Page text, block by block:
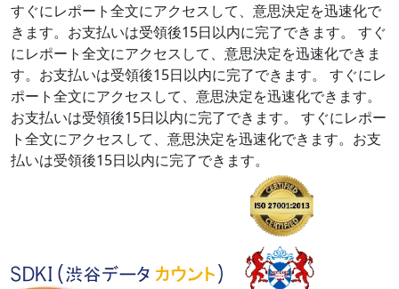
すぐにレポート全文にアクセスして、意思決定を迅速化で
きます。お支払いは受領後15日以内に完了できます。
すぐ
にレポート全文にアクセスして、意思決定を迅速化できま
す。お支払いは受領後15日以内に完了できます。
すぐにレ
ポート全文にアクセスして、意思決定を迅速化できます。
お支払いは受領後15日以内に完了できます。
すぐにレポー
ト全文にアクセスして、意思決定を迅速化できます。お支
払いは受領後15日以内に完了できます。